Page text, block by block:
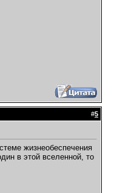
#5
жизнеобеспечения
в этой вселенной, то